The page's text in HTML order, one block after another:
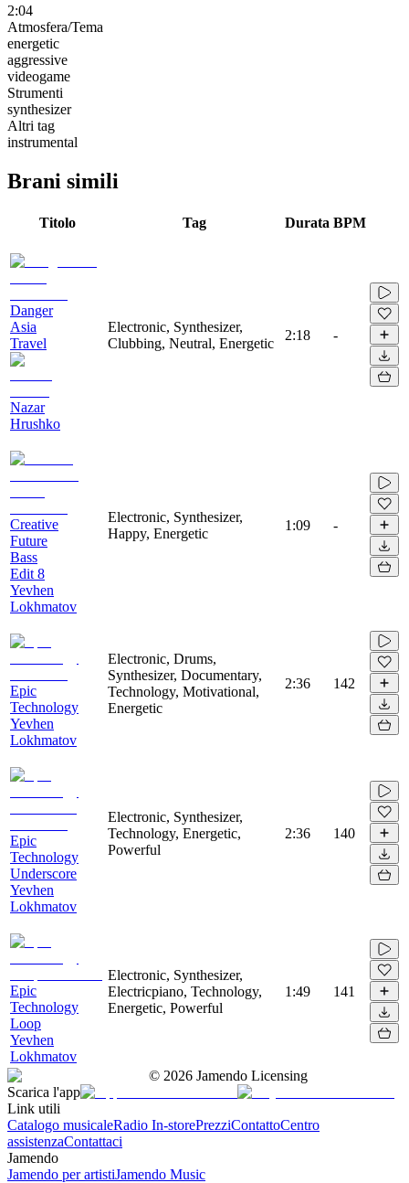
2:04
Atmosfera/Tema
energetic
aggressive
videogame
Strumenti
synthesizer
Altri tag
instrumental
Brani simili
Titolo Tag Durata BPM
Danger
Asia
Travel
Nazar
Hrushko
Electronic, Synthesizer,
Clubbing, Neutral, Energetic
2:18 -
Creative
Future
Bass
Edit 8
Yevhen
Lokhmatov
Electronic, Synthesizer,
Happy, Energetic
1:09 -
Epic
Technology
Yevhen
Lokhmatov
Electronic, Drums,
Synthesizer, Documentary,
Technology, Motivational,
Energetic
2:36 142
Epic
Technology
Underscore
Yevhen
Lokhmatov
Electronic, Synthesizer,
Technology, Energetic,
Powerful
2:36 140
Epic
Technology
Loop
Yevhen
Lokhmatov
Electronic, Synthesizer,
Electricpiano, Technology,
Energetic, Powerful
1:49 141
© 2026 Jamendo Licensing
Scarica l'app
Link utili
Catalogo musicaleRadio In-storePrezziContattoCentro
assistenzaContattaci
Jamendo
Jamendo per artistiJamendo Music